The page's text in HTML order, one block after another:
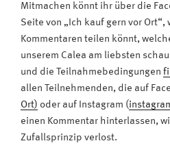
Mitmachen könnt ihr über die
Seite von „Ich kauf gern vor Ort“,
Kommentaren teilen könnt,
unserem Calea am liebsten
und die Teilnahmebedingungen
allen Teilnehmenden, die auf
Ort) oder auf Instagram (
einen Kommentar hinterlassen,
Zufallsprinzip verlost.